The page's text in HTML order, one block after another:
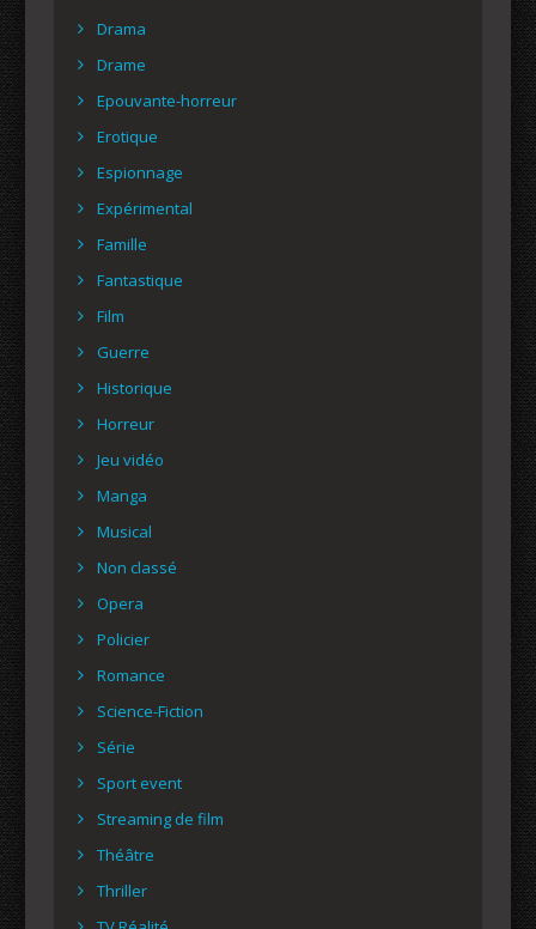
Drama
Drame
Epouvante-horreur
Erotique
Espionnage
Expérimental
Famille
Fantastique
Film
Guerre
Historique
Horreur
Jeu vidéo
Manga
Musical
Non classé
Opera
Policier
Romance
Science-Fiction
Série
Sport event
Streaming de film
Théâtre
Thriller